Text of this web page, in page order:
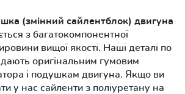
(змінний сайлентблок) двигуна
з багатокомпонентної
вищої якості. Наші деталі по
оригінальним гумовим
і подушкам двигуна. Якщо ви
у нас сайленти з поліуретану на